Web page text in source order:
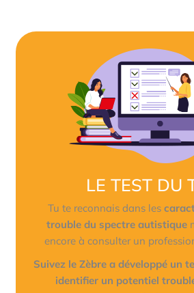
LE TEST DU
Tu te reconnais dans les
trouble du spectre autistique
encore à consulter un
Suivez le Zèbre a développé un
identifier un potentiel
Tester mon niveau d’anxiété
Sur la piste d’une personnalité
Amour et Couple
Relations Toxiques
Pause Culture